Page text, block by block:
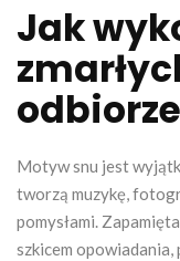
Jak
Motyw snu jest
tworzą muzykę,
pomysłami.
szkicem